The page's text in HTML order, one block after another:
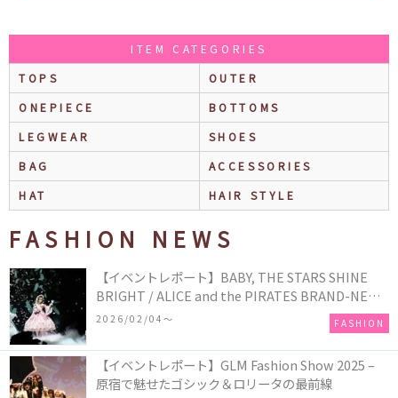
ITEM CATEGORIES
TOPS
OUTER
ONEPIECE
BOTTOMS
LEGWEAR
SHOES
BAG
ACCESSORIES
HAT
HAIR STYLE
FASHION NEWS
【イベントレポート】BABY, THE STARS SHINE
BRIGHT / ALICE and the PIRATES BRAND-NEW
COLLECTION in TOKYO
2026/02/04〜 FASHION
【イベントレポート】GLM Fashion Show 2025 –
原宿で魅せたゴシック＆ロリータの最前線